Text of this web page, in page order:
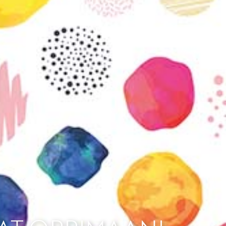
Tietopalvelun